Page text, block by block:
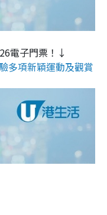
電子門票！↓
多項新穎運動及觀賞